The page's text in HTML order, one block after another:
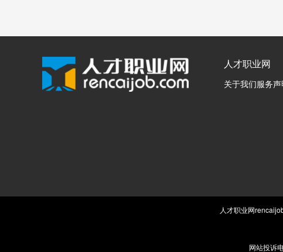
人才职业网
关于我们服务声
人才职业网
网站投诉